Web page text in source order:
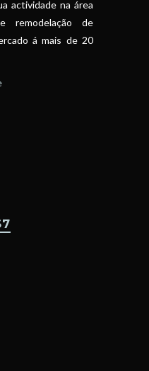
actividade na área
remodelação de
á mais de 20